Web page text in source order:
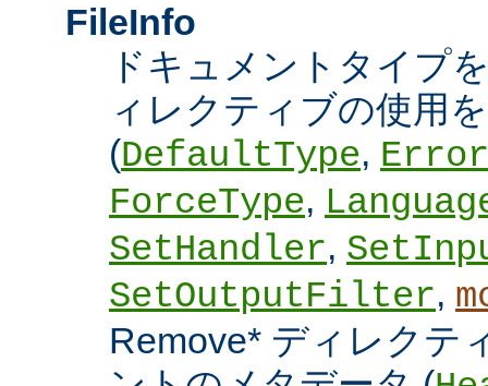
FileInfo
ドキュメントタイプ
ィレクティブの使用
(DefaultType,
ForceType,
SetHandler,
SetOutputFilter,
Remove* ディレクテ